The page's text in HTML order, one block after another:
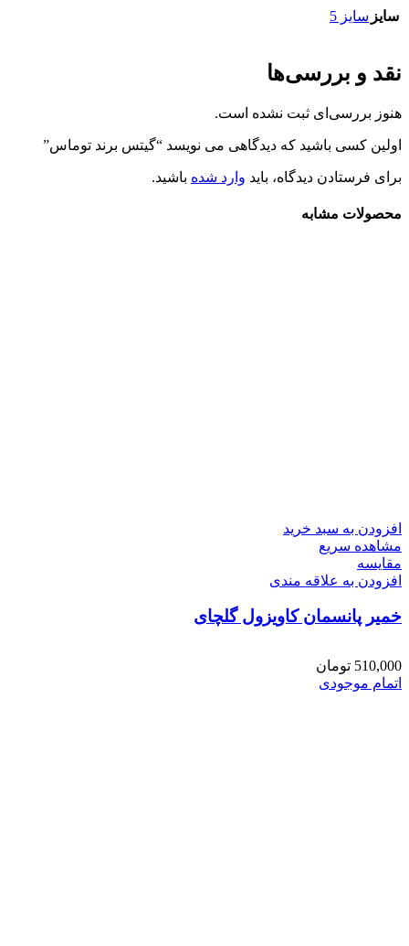
سایز سایز 5
نقد و بررسی‌ها
هنوز بررسی‌ای ثبت نشده است.
اولین کسی باشید که دیدگاهی می نویسد “گيتس برند توماس”
برای فرستادن دیدگاه، باید وارد شده باشید.
محصولات مشابه
افزودن به سبد خرید
مشاهده سریع
مقایسه
افزودن به علاقه مندی
خمیر پانسمان کاویزول گلچای
510,000 تومان
اتمام موجودی